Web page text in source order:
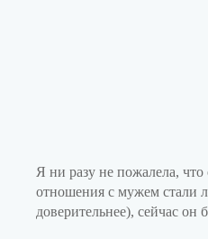
Я ни разу не пожалела, что
отношения с мужем стали
доверительнее), сейчас он